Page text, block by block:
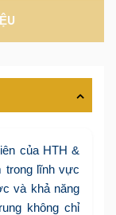
của HTH &
trong lĩnh vực
và khả năng
không chỉ